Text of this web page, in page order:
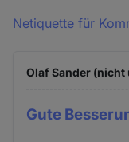
Netiquette für
Olaf Sander
Gute